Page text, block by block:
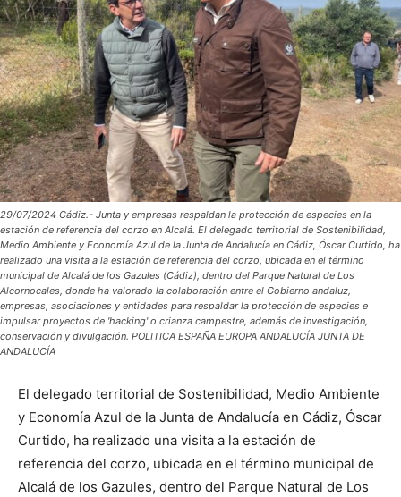
29/07/2024 Cádiz.- Junta y empresas respaldan la protección de especies en la
estación de referencia del corzo en Alcalá. El delegado territorial de Sostenibilidad,
Medio Ambiente y Economía Azul de la Junta de Andalucía en Cádiz, Óscar Curtido, ha
realizado una visita a la estación de referencia del corzo, ubicada en el término
municipal de Alcalá de los Gazules (Cádiz), dentro del Parque Natural de Los
Alcornocales, donde ha valorado la colaboración entre el Gobierno andaluz,
empresas, asociaciones y entidades para respaldar la protección de especies e
impulsar proyectos de 'hacking' o crianza campestre, además de investigación,
conservación y divulgación. POLITICA ESPAÑA EUROPA ANDALUCÍA JUNTA DE
ANDALUCÍA
El delegado territorial de Sostenibilidad, Medio Ambiente
y Economía Azul de la Junta de Andalucía en Cádiz, Óscar
Curtido, ha realizado una visita a la estación de
referencia del corzo, ubicada en el término municipal de
Alcalá de los Gazules, dentro del Parque Natural de Los